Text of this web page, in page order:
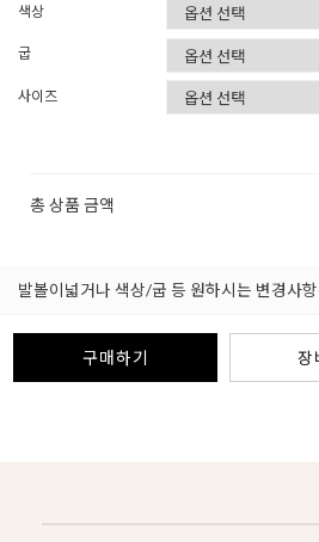
색상
굽
사이즈
총 상품 금액
발볼이넓거나 색상/굽 등 원하시는 변경사
구매하기 장